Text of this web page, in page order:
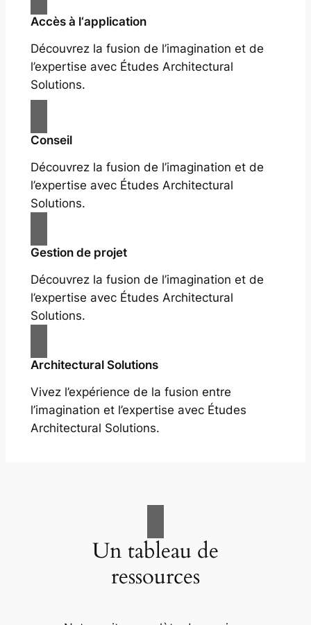
Accès à l‘application
Découvrez la fusion de l’imagination et de
l’expertise avec Études Architectural
Solutions.
Conseil
Découvrez la fusion de l’imagination et de
l’expertise avec Études Architectural
Solutions.
Gestion de projet
Découvrez la fusion de l’imagination et de
l’expertise avec Études Architectural
Solutions.
Architectural Solutions
Vivez l’expérience de la fusion entre
l’imagination et l’expertise avec Études
Architectural Solutions.
Un tableau de
ressources